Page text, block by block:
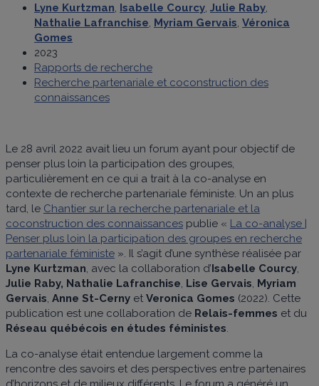
Lyne Kurtzman Isabelle Courcy Julie Raby
Nathalie Lafranchise Myriam Gervais Véronica
Gomes
2023
Rapports de recherche
Recherche partenariale et coconstruction des
connaissances
Le 28 avril 2022 avait lieu un forum ayant pour objectif de
penser plus loin la participation des groupes,
particulièrement en ce qui a trait à la co-analyse en
contexte de recherche partenariale féministe. Un an plus
tard, le Chantier sur la recherche partenariale et la
coconstruction des connaissances publie « La co-analyse |
Penser plus loin la participation des groupes en recherche
partenariale féministe ». Il s’agit d’une synthèse réalisée par
Lyne Kurtzman , avec la collaboration d’Isabelle Courcy
Julie Raby, Nathalie Lafranchise Lise Gervais Myriam
Gervais Anne St-Cerny et Veronica Gomes (2022). Cette
publication est une collaboration de Relais-femmes et du
Réseau québécois en études féministes
La co-analyse était entendue largement comme la
rencontre des savoirs et des perspectives entre partenaires